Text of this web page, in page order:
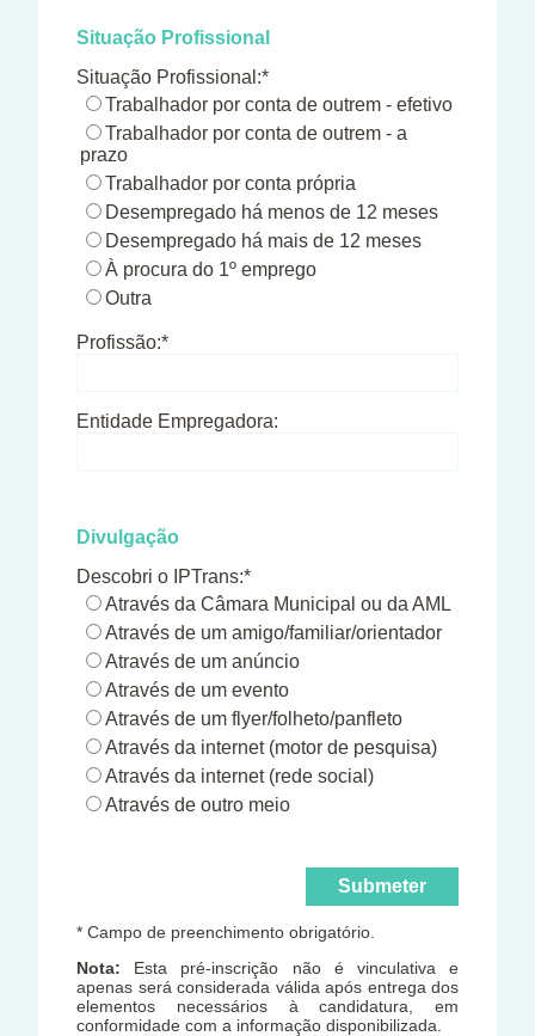
Situação Profissional
Situação Profissional:*
Trabalhador por conta de outrem - efetivo
Trabalhador por conta de outrem - a
prazo
Trabalhador por conta própria
Desempregado há menos de 12 meses
Desempregado há mais de 12 meses
À procura do 1º emprego
Outra
Profissão:*
Entidade Empregadora:
Divulgação
Descobri o IPTrans:*
Através da Câmara Municipal ou da AML
Através de um amigo/familiar/orientador
Através de um anúncio
Através de um evento
Através de um flyer/folheto/panfleto
Através da internet (motor de pesquisa)
Através da internet (rede social)
Através de outro meio
* Campo de preenchimento obrigatório.
Nota: Esta pré-inscrição não é vinculativa e
apenas será considerada válida após entrega dos
elementos necessários à candidatura, em
conformidade com a informação disponibilizada.